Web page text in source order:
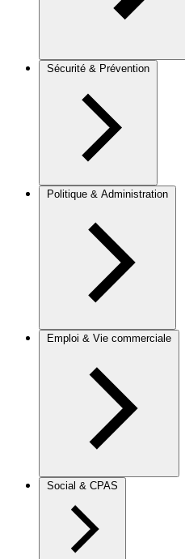
Sécurité & Prévention
Politique & Administration
Emploi & Vie commerciale
Social & CPAS